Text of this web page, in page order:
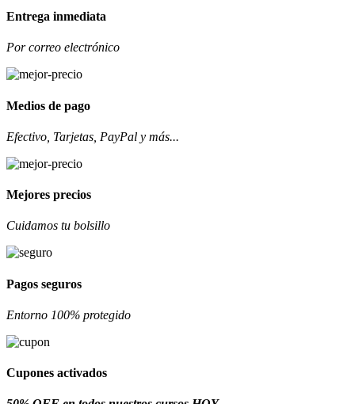
Entrega inmediata
Por correo electrónico
Medios de pago
Efectivo, Tarjetas, PayPal y más...
Mejores precios
Cuidamos tu bolsillo
Pagos seguros
Entorno 100% protegido
Cupones activados